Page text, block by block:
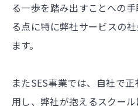
る一歩を踏み出すことへの
る点に特に弊社サービスの
ます。
またSES事業では、自社で
用し、弊社が抱えるスクー